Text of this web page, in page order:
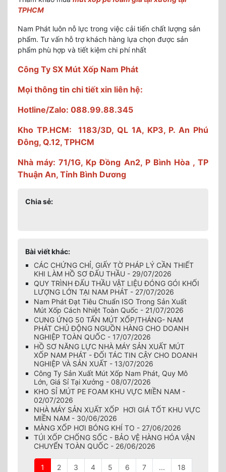
TPHCM
Nam Phát luôn nỗ lực trong việc cải tiến chất lượng sản
phẩm. Tư vấn hỗ trợ khách hàng lựa chọn được sản
phẩm phù hợp và tiết kiệm chi phí nhất
Công Ty SX Mút Xốp Nam Phát
Mọi thông tin chi tiết xin liên hệ:
Hotline/Zalo: 088.99.88.345
Kho TP.HCM: 1183/3D, QL 1A, KP3, P. An Phú
Đông, Q.12, TPHCM
Nhà máy: 71/1G, Kp Đồng An2, P Bình Hòa , TP
Thuận An, Tỉnh Bình Dương
Chia sẻ:
Bài viết khác:
CÁC CHỨNG CHỈ, GIẤY TỜ PHÁP LÝ CẦN THIẾT
KHI LÀM HỒ SƠ ĐẤU THẦU - 29/07/2026
QUY TRÌNH ĐẤU THẦU VẬT LIỆU ĐÓNG GÓI KHỐI
LƯỢNG LỚN TẠI NAM PHÁT - 27/07/2026
Nam Phát Đạt Tiêu Chuẩn ISO Trong Sản Xuất
Mút Xốp Cách Nhiệt Toàn Quốc - 21/07/2026
CUNG ỨNG 50 TẤN MÚT XỐP/THÁNG- NAM
PHÁT CHỦ ĐỘNG NGUỒN HÀNG CHO DOANH
NGHIỆP TOÀN QUỐC - 17/07/2026
HỒ SƠ NĂNG LỰC NHÀ MÁY SẢN XUẤT MÚT
XỐP NAM PHÁT - ĐỐI TÁC TIN CẬY CHO DOANH
NGHIỆP VÀ SẢN XUẤT - 13/07/2026
Công Ty Sản Xuất Mút Xốp Nam Phát, Quy Mô
Lớn, Giá Sỉ Tại Xưởng - 08/07/2026
KHO SỈ MÚT PE FOAM KHU VỰC MIỀN NAM -
02/07/2026
NHÀ MÁY SẢN XUẤT XỐP HƠI GIÁ TỐT KHU VỰC
MIỀN NAM - 30/06/2026
MÀNG XỐP HƠI BÓNG KHÍ TO - 27/06/2026
TÚI XỐP CHỐNG SỐC - BẢO VỆ HÀNG HÓA VẬN
CHUYỂN TOÀN QUỐC - 26/06/2026
1 2 3 4 5 6 7 ... 18